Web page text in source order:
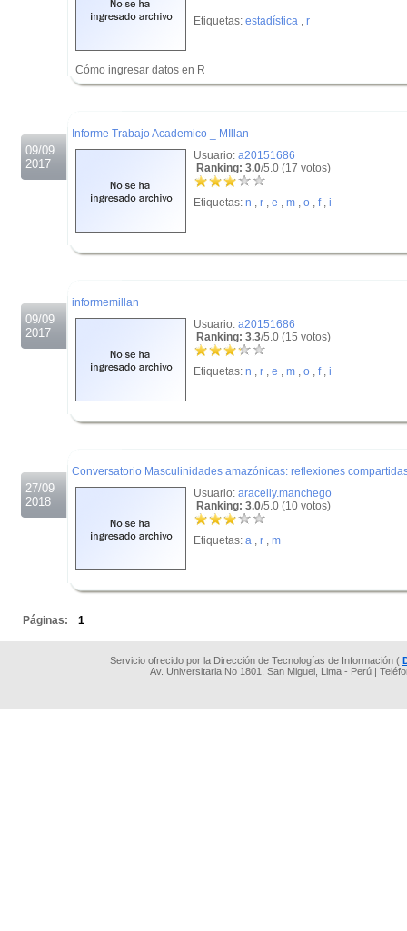
Etiquetas: estadística , r
Cómo ingresar datos en R
09/09
2017
Informe Trabajo Academico _ MIllan
Usuario: a20151686
Ranking: 3.0/5.0 (17 votos)
Etiquetas: n , r , e , m , o , f, i
09/09
2017
informemillan
Usuario: a20151686
Ranking: 3.3/5.0 (15 votos)
Etiquetas: n , r , e , m , o , f, i
27/09
2018
Conversatorio Masculinidades amazónicas: reflexiones
Usuario: aracelly.manchego
Ranking: 3.0/5.0 (10 votos)
Etiquetas: a , r , m
Páginas: 1
Servicio ofrecido por la Dirección de Tecnologías de Información (
Av. Universitaria No 1801, San Miguel, Lima - Perú |